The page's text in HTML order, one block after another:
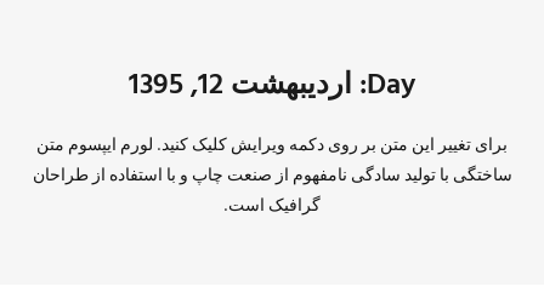
Day: اردیبهشت 12, 1395
برای تغییر این متن بر روی دکمه ویرایش کلیک کنید. لورم ایپسوم متن
ساختگی با تولید سادگی نامفهوم از صنعت چاپ و با استفاده از طراحان
گرافیک است.